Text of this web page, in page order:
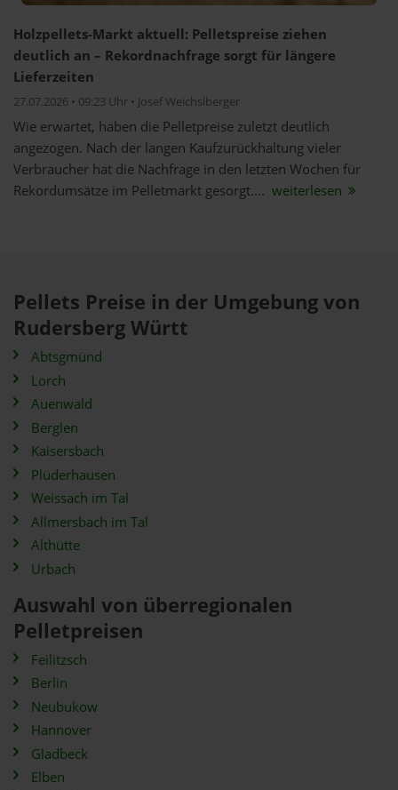
Holzpellets-Markt aktuell: Pelletspreise ziehen
deutlich an – Rekordnachfrage sorgt für längere
Lieferzeiten
27.07.2026 • 09:23 Uhr • Josef Weichslberger
Wie erwartet, haben die Pelletpreise zuletzt deutlich
angezogen. Nach der langen Kaufzurückhaltung vieler
Verbraucher hat die Nachfrage in den letzten Wochen für
Rekordumsätze im Pelletmarkt gesorgt.... weiterlesen
Pellets Preise in der Umgebung von
Rudersberg Württ
Abtsgmünd
Lorch
Auenwald
Berglen
Kaisersbach
Plüderhausen
Weissach im Tal
Allmersbach im Tal
Althütte
Urbach
Auswahl von überregionalen
Pelletpreisen
Feilitzsch
Berlin
Neubukow
Hannover
Gladbeck
Elben